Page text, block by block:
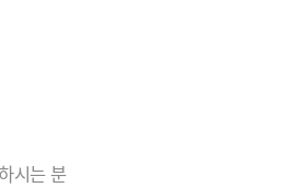
시는 분